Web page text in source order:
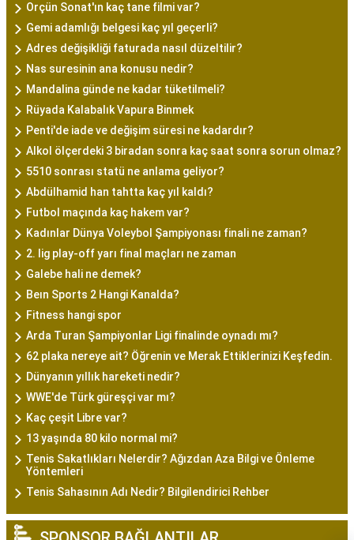
Orçün Sonat'ın kaç tane filmi var?
Gemi adamlığı belgesi kaç yıl geçerli?
Adres değişikliği faturada nasıl düzeltilir?
Nas suresinin ana konusu nedir?
Mandalina günde ne kadar tüketilmeli?
Rüyada Kalabalık Vapura Binmek
Penti'de iade ve değişim süresi ne kadardır?
Alkol ölçerdeki 3 biradan sonra kaç saat sonra sorun olmaz?
5510 sonrası statü ne anlama geliyor?
Abdülhamid han tahtta kaç yıl kaldı?
Futbol maçında kaç hakem var?
Kadınlar Dünya Voleybol Şampiyonası finali ne zaman?
2. lig play-off yarı final maçları ne zaman
Galebe hali ne demek?
Beın Sports 2 Hangi Kanalda?
Fitness hangi spor
Arda Turan Şampiyonlar Ligi finalinde oynadı mı?
62 plaka nereye ait? Öğrenin ve Merak Ettiklerinizi Keşfedin.
Dünyanın yıllık hareketi nedir?
WWE'de Türk güreşçi var mı?
Kaç çeşit Libre var?
13 yaşında 80 kilo normal mi?
Tenis Sakatlıkları Nelerdir? Ağızdan Aza Bilgi ve Önleme
Yöntemleri
Tenis Sahasının Adı Nedir? Bilgilendirici Rehber